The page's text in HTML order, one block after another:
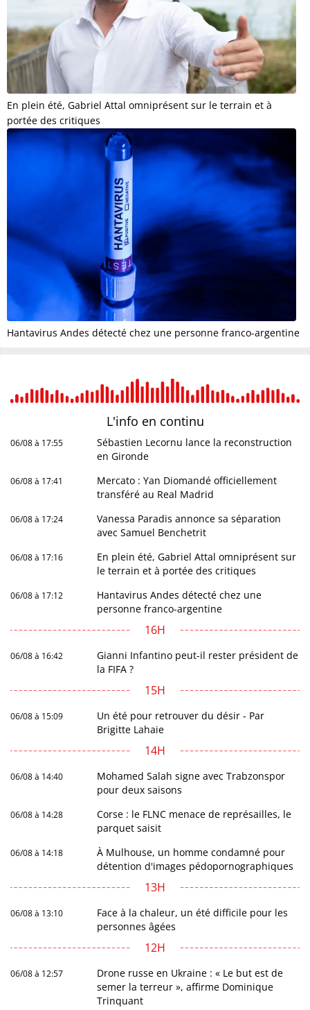
En plein été, Gabriel Attal omniprésent sur le terrain et à
portée des critiques
Hantavirus Andes détecté chez une personne franco-argentine
L'info en continu
06/08 à 17:55
Sébastien Lecornu lance la reconstruction
en Gironde
06/08 à 17:41
Mercato : Yan Diomandé officiellement
transféré au Real Madrid
06/08 à 17:24
Vanessa Paradis annonce sa séparation
avec Samuel Benchetrit
06/08 à 17:16
En plein été, Gabriel Attal omniprésent sur
le terrain et à portée des critiques
06/08 à 17:12
Hantavirus Andes détecté chez une
personne franco-argentine
16H
06/08 à 16:42
Gianni Infantino peut-il rester président de
la FIFA ?
15H
06/08 à 15:09
Un été pour retrouver du désir - Par
Brigitte Lahaie
14H
06/08 à 14:40
Mohamed Salah signe avec Trabzonspor
pour deux saisons
06/08 à 14:28
Corse : le FLNC menace de représailles, le
parquet saisit
06/08 à 14:18
À Mulhouse, un homme condamné pour
détention d'images pédopornographiques
13H
06/08 à 13:10
Face à la chaleur, un été difficile pour les
personnes âgées
12H
06/08 à 12:57
Drone russe en Ukraine : « Le but est de
semer la terreur », affirme Dominique
Trinquant